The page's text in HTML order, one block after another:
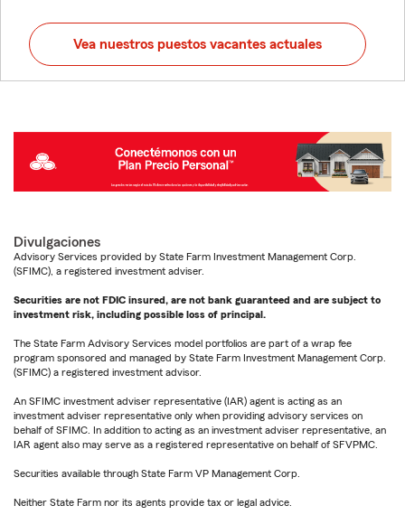
Vea nuestros puestos vacantes actuales
Divulgaciones
Advisory Services provided by State Farm Investment Management Corp.
(SFIMC), a registered investment adviser.
Securities are not FDIC insured, are not bank guaranteed and are subject to
investment risk, including possible loss of principal.
The State Farm Advisory Services model portfolios are part of a wrap fee
program sponsored and managed by State Farm Investment Management Corp.
(SFIMC) a registered investment advisor.
An SFIMC investment adviser representative (IAR) agent is acting as an
investment adviser representative only when providing advisory services on
behalf of SFIMC. In addition to acting as an investment adviser representative, an
IAR agent also may serve as a registered representative on behalf of SFVPMC.
Securities available through State Farm VP Management Corp.
Neither State Farm nor its agents provide tax or legal advice.